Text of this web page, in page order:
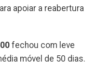
apoiar a reabertura
fechou com leve
móvel de 50 dias.